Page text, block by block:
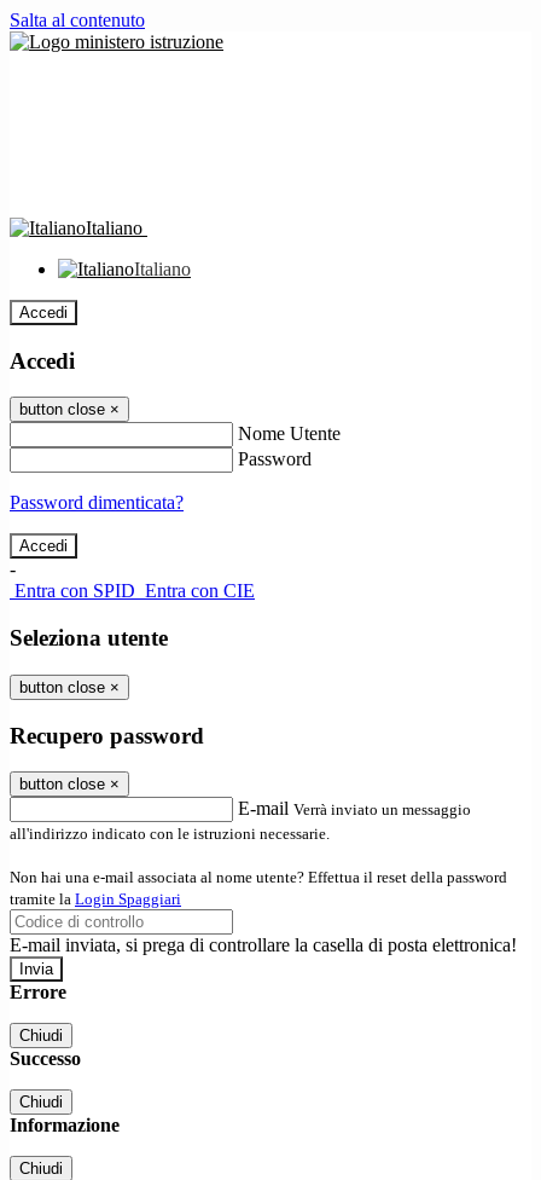
Salta al contenuto
Italiano
Italiano
Accedi
Accedi
button close ×
Nome Utente
Password
Password dimenticata?
-
Entra con SPID Entra con CIE
Seleziona utente
button close ×
Recupero password
button close ×
E-mail Verrà inviato un messaggio
all'indirizzo indicato con le istruzioni necessarie.
Non hai una e-mail associata al nome utente? Effettua il reset della password
tramite la Login Spaggiari
E-mail inviata, si prega di controllare la casella di posta elettronica!
Errore
Chiudi
Successo
Chiudi
Informazione
Chiudi